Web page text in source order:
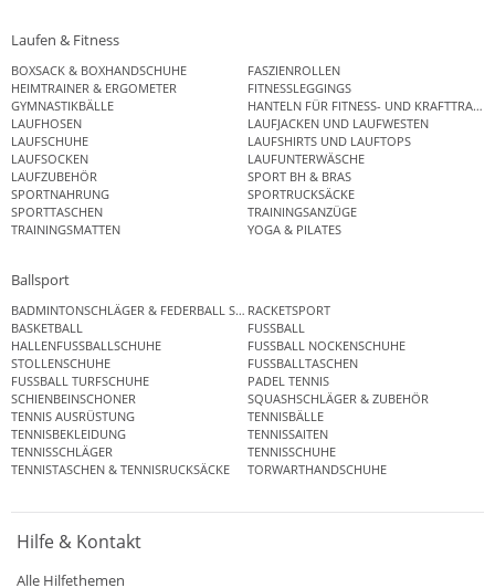
Laufen & Fitness
BOXSACK & BOXHANDSCHUHE
FASZIENROLLEN
HEIMTRAINER & ERGOMETER
FITNESSLEGGINGS
GYMNASTIKBÄLLE
HANTELN FÜR FITNESS- UND
LAUFHOSEN
LAUFJACKEN UND LAUFWESTEN
LAUFSCHUHE
LAUFSHIRTS UND LAUFTOPS
LAUFSOCKEN
LAUFUNTERWÄSCHE
LAUFZUBEHÖR
SPORT BH & BRAS
SPORTNAHRUNG
SPORTRUCKSÄCKE
SPORTTASCHEN
TRAININGSANZÜGE
TRAININGSMATTEN
YOGA & PILATES
Ballsport
BADMINTONSCHLÄGER & FEDERBALL SETSRACKETSPORT
BASKETBALL
FUSSBALL
HALLENFUSSBALLSCHUHE
FUSSBALL NOCKENSCHUHE
STOLLENSCHUHE
FUSSBALLTASCHEN
FUSSBALL TURFSCHUHE
PADEL TENNIS
SCHIENBEINSCHONER
SQUASHSCHLÄGER & ZUBEHÖR
TENNIS AUSRÜSTUNG
TENNISBÄLLE
TENNISBEKLEIDUNG
TENNISSAITEN
TENNISSCHLÄGER
TENNISSCHUHE
TENNISTASCHEN & TENNISRUCKSÄCKE
TORWARTHANDSCHUHE
Hilfe & Kontakt
Alle Hilfethemen